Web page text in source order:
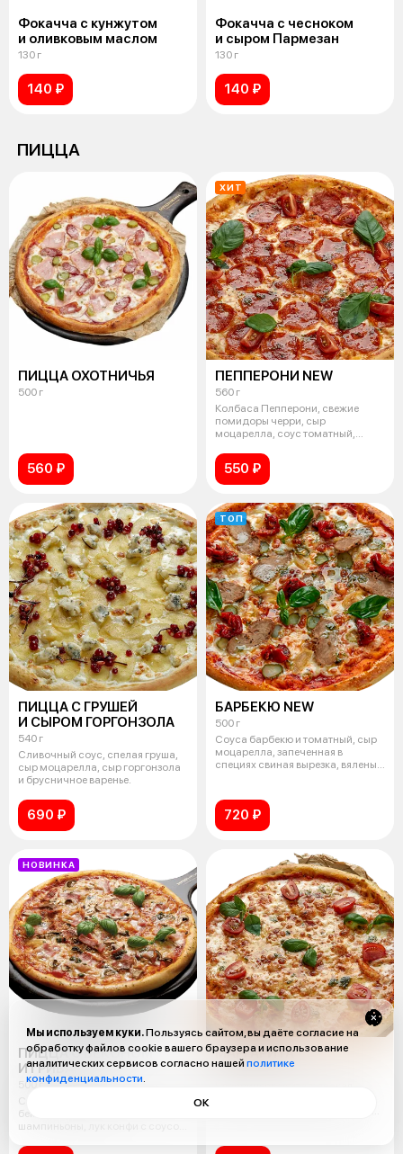
Фокачча c кунжутом
и оливковым маслом
130 г
140 ₽
Фокачча с чесноком
и сыром Пармезан
130 г
140 ₽
ПИЦЦА
ПИЦЦА ОХОТНИЧЬЯ
500 г
560 ₽
ХИТ
ПЕППЕРОНИ NEW
560 г
Колбаса Пепперони, свежие
помидоры черри, сыр
моцарелла, соус томатный,
550 ₽
ПИЦЦА С ГРУШЕЙ
И СЫРОМ ГОРГОНЗОЛА
540 г
Сливочный соус, спелая груша,
сыр моцарелла, сыр горгонзола
и брусничное варенье.
690 ₽
ТОП
БАРБЕКЮ NEW
500 г
Соуса барбекю и томатный, сыр
моцарелла, запеченная в
специях свиная вырезка, вяленый
720 ₽
НОВИНКА
ПИЦЦА С БЕКОНОМ
И ГРИБАМИ
500 г
бекон, сыр моцарелла,
шампиньоны, лук конфи с соусом
МАРГАРИТА
370 г
Мы используем куки.Пользуясь сайтом, вы даёте согласие на
обработку файлов cookie вашего браузера и использование
аналитических сервисов согласно нашей политике
конфиденциальности.
ОК